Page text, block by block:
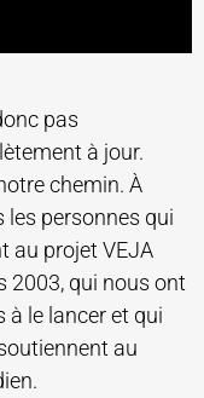
pas
à jour.
chemin. À
les personnes qui
au projet VEJA
2003, qui nous ont
à le lancer et qui
au